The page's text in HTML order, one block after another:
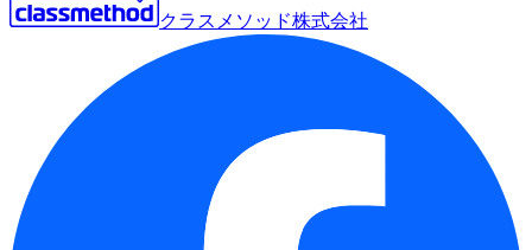
クラスメソッド株式会社